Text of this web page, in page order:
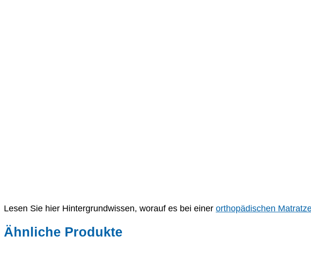
Lesen Sie hier Hintergrundwissen, worauf es bei einer orthopädischen
Ähnliche Produkte